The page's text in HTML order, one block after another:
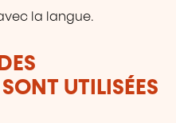
la langue.
UTILISÉES